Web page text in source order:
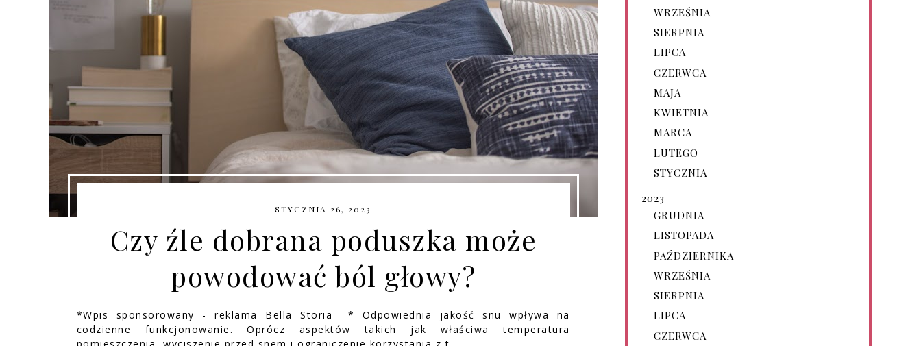
STYCZNIA 26, 2023
Czy źle dobrana poduszka może
powodować ból głowy?
*Wpis sponsorowany - reklama Bella Storia * Odpowiednia jakość snu wpływa na
codzienne funkcjonowanie. Oprócz aspektów takich jak właściwa temperatura
WRZEŚNIA
SIERPNIA
LIPCA
CZERWCA
MAJA
KWIETNIA
MARCA
LUTEGO
STYCZNIA
2023
GRUDNIA
LISTOPADA
PAŹDZIERNIKA
WRZEŚNIA
SIERPNIA
LIPCA
CZERWCA